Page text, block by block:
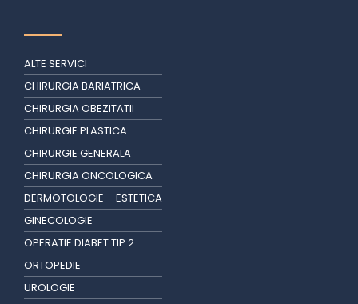
ALTE SERVICI
CHIRURGIA BARIATRICA
CHIRURGIA OBEZITATII
CHIRURGIE PLASTICA
CHIRURGIE GENERALA
CHIRURGIA ONCOLOGICA
DERMOTOLOGIE – ESTETICA
GINECOLOGIE
OPERATIE DIABET TIP 2
ORTOPEDIE
UROLOGIE